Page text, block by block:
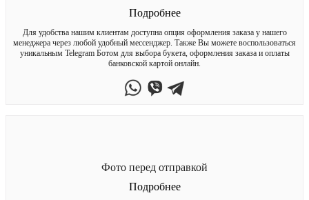
Подробнее
Для удобства нашим клиентам доступна опция оформления заказа у нашего
менеджера через любой удобный мессенджер. Также Вы можете воспользоваться
уникальным Telegram Ботом для выбора букета, оформления заказа и оплаты
банковской картой онлайн.
Фото перед отправкой
Подробнее